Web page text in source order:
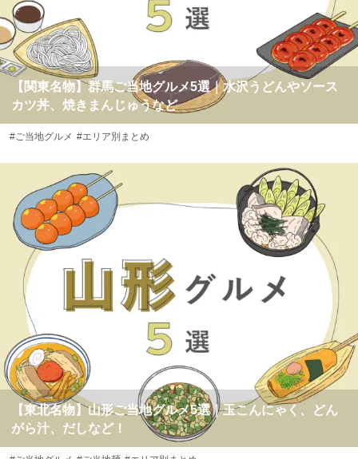
【関東名物】群馬ご当地グルメ5選｜水沢うどんやソース
カツ丼、焼きまんじゅうなど
#ご当地グルメ #エリア別まとめ
【東北名物】山形ご当地グルメ5選｜玉こんにゃく、どん
がら汁、だしなど！